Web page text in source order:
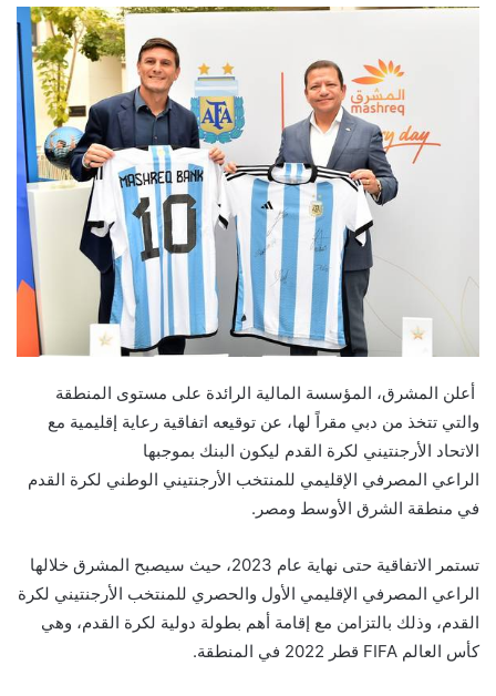
أعلن المشرق، المؤسسة المالية الرائدة على مستوى المنطقة
والتي تتخذ من دبي مقراً لها، عن توقيعه اتفاقية رعاية إقليمية مع
الاتحاد الأرجنتيني لكرة القدم ليكون البنك بموجبها
الراعي المصرفي الإقليمي للمنتخب الأرجنتيني الوطني لكرة القدم
في منطقة الشرق الأوسط ومصر.
تستمر الاتفاقية حتى نهاية عام 2023، حيث سيصبح المشرق خلالها
الراعي المصرفي الإقليمي الأول والحصري للمنتخب الأرجنتيني لكرة
القدم، وذلك بالتزامن مع إقامة أهم بطولة دولية لكرة القدم، وهي
كأس العالم FIFA قطر 2022 في المنطقة.